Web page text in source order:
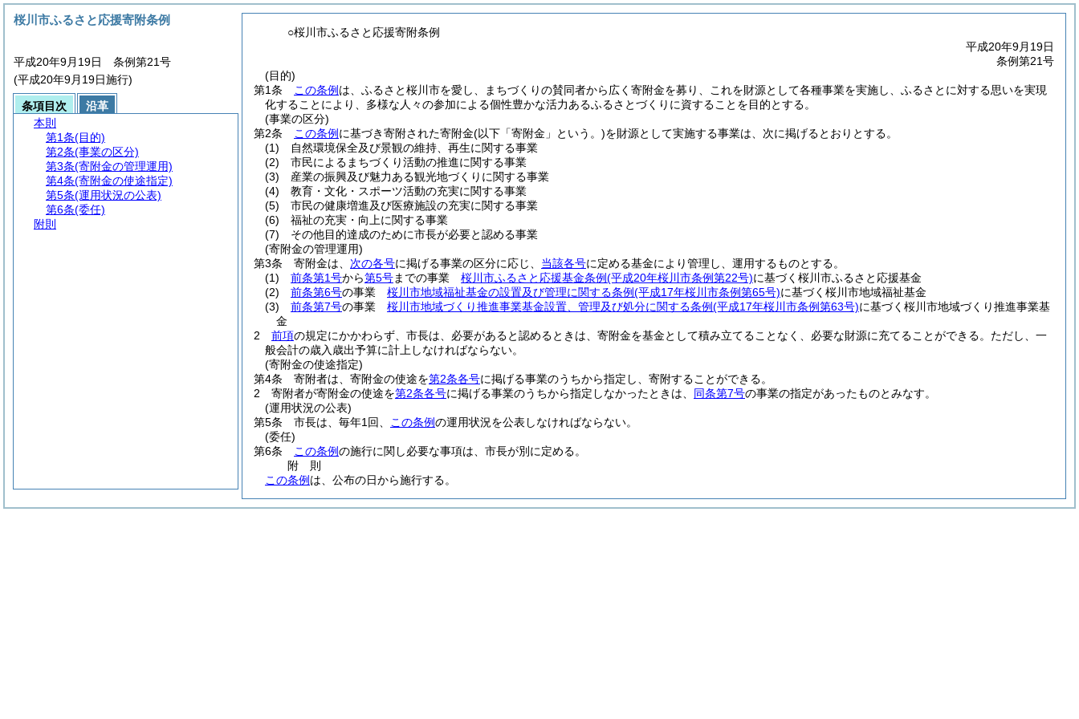
○桜川市ふるさと応援寄附条例
平成20年9月19日
条例第21号
(目的)
第1条
この条例 は、ふるさと桜川市を愛し、まちづくりの賛同者から広く寄附金を募り、これを財源として各種事業を実施し、ふるさとに対する思いを実現
化することにより、多様な人々の参加による個性豊かな活力あるふるさとづくりに資することを目的とする。
(事業の区分)
第2条
この条例 に基づき寄附された寄附金(以下「寄附金」という。)を財源として実施する事業は、次に掲げるとおりとする。
(1)
自然環境保全及び景観の維持、再生に関する事業
(2)
市民によるまちづくり活動の推進に関する事業
(3)
産業の振興及び魅力ある観光地づくりに関する事業
(4)
教育・文化・スポーツ活動の充実に関する事業
(5)
市民の健康増進及び医療施設の充実に関する事業
(6)
福祉の充実・向上に関する事業
(7)
その他目的達成のために市長が必要と認める事業
(寄附金の管理運用)
第3条
寄附金は、 次の各号に掲げる事業の区分に応じ、 当該各号に定める基金により管理し、運用するものとする。
(1)
前条第1号から第5号までの事業 桜川市ふるさと応援基金条例(平成20年桜川市条例第22号)に基づく桜川市ふるさと応援基金
(2)
前条第6号の事業 桜川市地域福祉基金の設置及び管理に関する条例(平成17年桜川市条例第65号)に基づく桜川市地域福祉基金
(3)
前条第7号の事業 桜川市地域づくり推進事業基金設置、管理及び処分に関する条例(平成17年桜川市条例第63号)に基づく桜川市地域づくり推進事業基
金
2
前項の規定にかかわらず、市長は、必要があると認めるときは、寄附金を基金として積み立てることなく、必要な財源に充てることができる。 ただし、一
般会計の歳入歳出予算に計上しなければならない。
(寄附金の使途指定)
第4条
寄附者は、寄附金の使途を第2条各号に掲げる事業のうちから指定し、寄附することができる。
2
寄附者が寄附金の使途を第2条各号に掲げる事業のうちから指定しなかったときは、 同条第7号の事業の指定があったものとみなす。
(運用状況の公表)
第5条
市長は、毎年1回、 この条例の運用状況を公表しなければならない。
(委任)
第6条
この条例の施行に関し必要な事項は、市長が別に定める。
附 則
この条例 は、公布の日から施行する。
桜川市ふるさと応援寄附条例
平成20年9月19日 条例第21号
(平成20年9月19日施行)
条項目次
沿革
本則
第1条(目的)
第2条(事業の区分)
第3条(寄附金の管理運用)
第4条(寄附金の使途指定)
第5条(運用状況の公表)
第6条(委任)
附則